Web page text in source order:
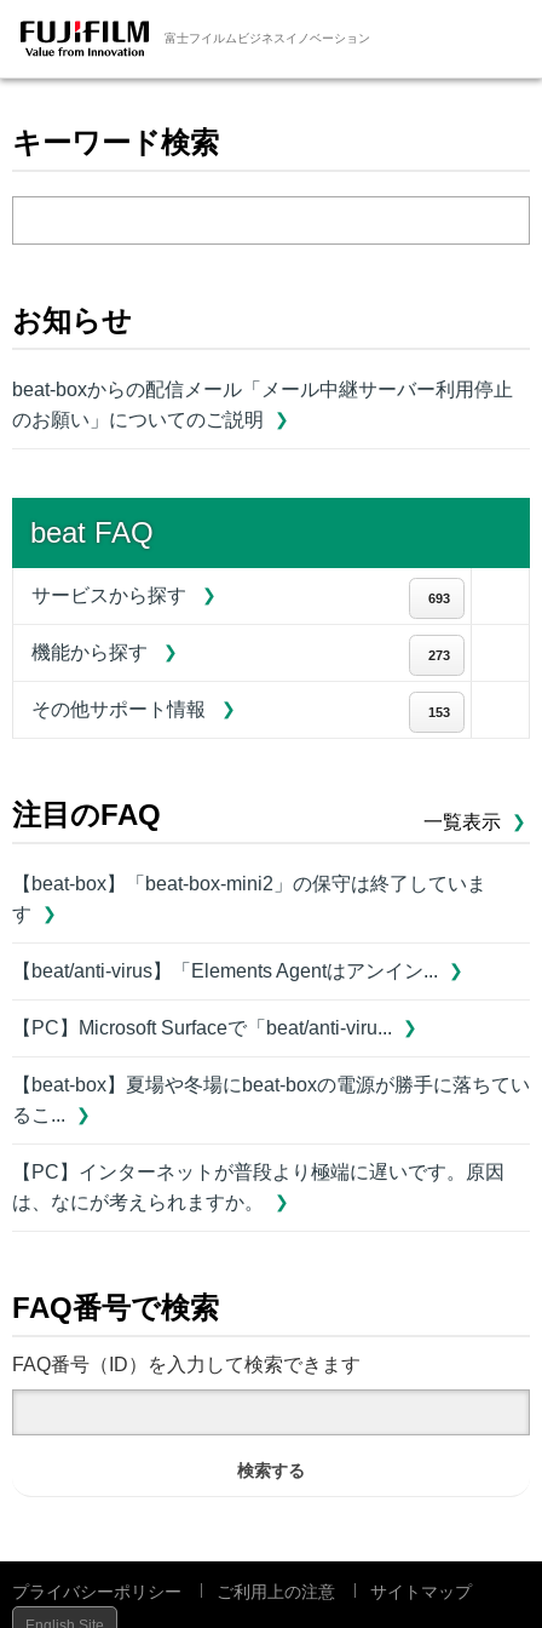
富士フイルムビジネスイノベーション
キーワード検索
お知らせ
beat-boxからの配信メール「メール中継サーバー利用停止
のお願い」についてのご説明
beat FAQ
サービスから探す 693
機能から探す 273
その他サポート情報 153
注目のFAQ 一覧表示
【beat-box】「beat-box-mini2」の保守は終了していま
す
【beat/anti-virus】「Elements Agentはアンイン...
【PC】Microsoft Surfaceで「beat/anti-viru...
【beat-box】夏場や冬場にbeat-boxの電源が勝手に落ちてい
るこ...
【PC】インターネットが普段より極端に遅いです。原因
は、なにが考えられますか。
FAQ番号で検索
FAQ番号（ID）を入力して検索できます
検索する
プライバシーポリシー ご利用上の注意 サイトマップ